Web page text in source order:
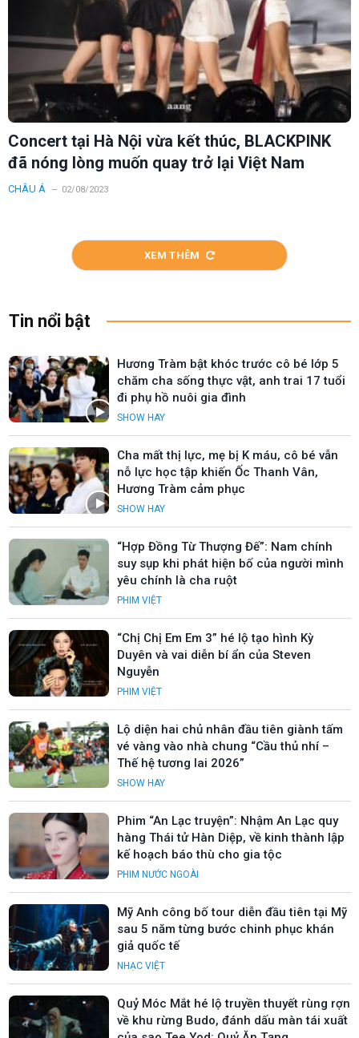
Concert tại Hà Nội vừa kết thúc, BLACKPINK
đã nóng lòng muốn quay trở lại Việt Nam
CHÂU Á 02/08/2023
XEM THÊM
Tin nổi bật
Hương Tràm bật khóc trước cô bé lớp 5
chăm cha sống thực vật, anh trai 17 tuổi
đi phụ hồ nuôi gia đình
SHOW HAY
Cha mất thị lực, mẹ bị K máu, cô bé vẫn
nỗ lực học tập khiến Ốc Thanh Vân,
Hương Tràm cảm phục
SHOW HAY
“Hợp Đồng Từ Thượng Đế”: Nam chính
suy sụp khi phát hiện bố của người mình
yêu chính là cha ruột
PHIM VIỆT
“Chị Chị Em Em 3” hé lộ tạo hình Kỳ
Duyên và vai diễn bí ẩn của Steven
Nguyễn
PHIM VIỆT
Lộ diện hai chủ nhân đầu tiên giành tấm
vé vàng vào nhà chung “Cầu thủ nhí –
Thế hệ tương lai 2026”
SHOW HAY
Phim “An Lạc truyện”: Nhậm An Lạc quy
hàng Thái tử Hàn Diệp, về kinh thành lập
kế hoạch báo thù cho gia tộc
PHIM NƯỚC NGOÀI
Mỹ Anh công bố tour diễn đầu tiên tại Mỹ
sau 5 năm từng bước chinh phục khán
giả quốc tế
NHẠC VIỆT
Quỷ Móc Mắt hé lộ truyền thuyết rùng rợn
về khu rừng Budo, đánh dấu màn tái xuất